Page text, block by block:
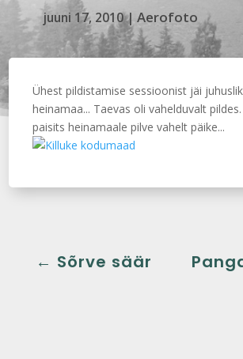
juuni 17, 2010| Aerofoto
Ühest pildistamise sessioonist jäi
heinamaa... Taevas oli vahelduvalt
paisits heinamaale pilve vahelt päike...
← Sõrve säär